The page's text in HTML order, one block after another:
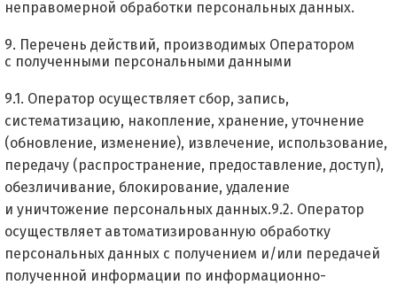
неправомерной обработки персональных данных.
9. Перечень действий, производимых Оператором
с полученными персональными данными
9.1. Оператор осуществляет сбор, запись,
систематизацию, накопление, хранение, уточнение
(обновление, изменение), извлечение, использование,
передачу (распространение, предоставление, доступ),
обезличивание, блокирование, удаление
и уничтожение персональных данных.9.2. Оператор
осуществляет автоматизированную обработку
персональных данных с получением и/или передачей
полученной информации по информационно-